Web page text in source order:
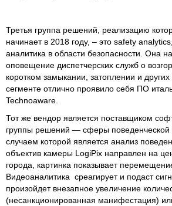
Третья группа решений, реализацию
начинает в 2018 году, – это safety
аналитика в области безопасности. Она
оповещение диспетчерских служб о
коротком замыкании, затоплении и
сегменте отлично проявило себя ПО
Technoaware.
Тот же вендор является поставщиком
группы решений — сферы поведенческой
случаем которой является анализ
объектив камеры LogiPix направлен на
города, картинка показывает
Видеоаналитика среагирует и подаст
произойдет внезапное увеличение
(несанкционированная манифестация)